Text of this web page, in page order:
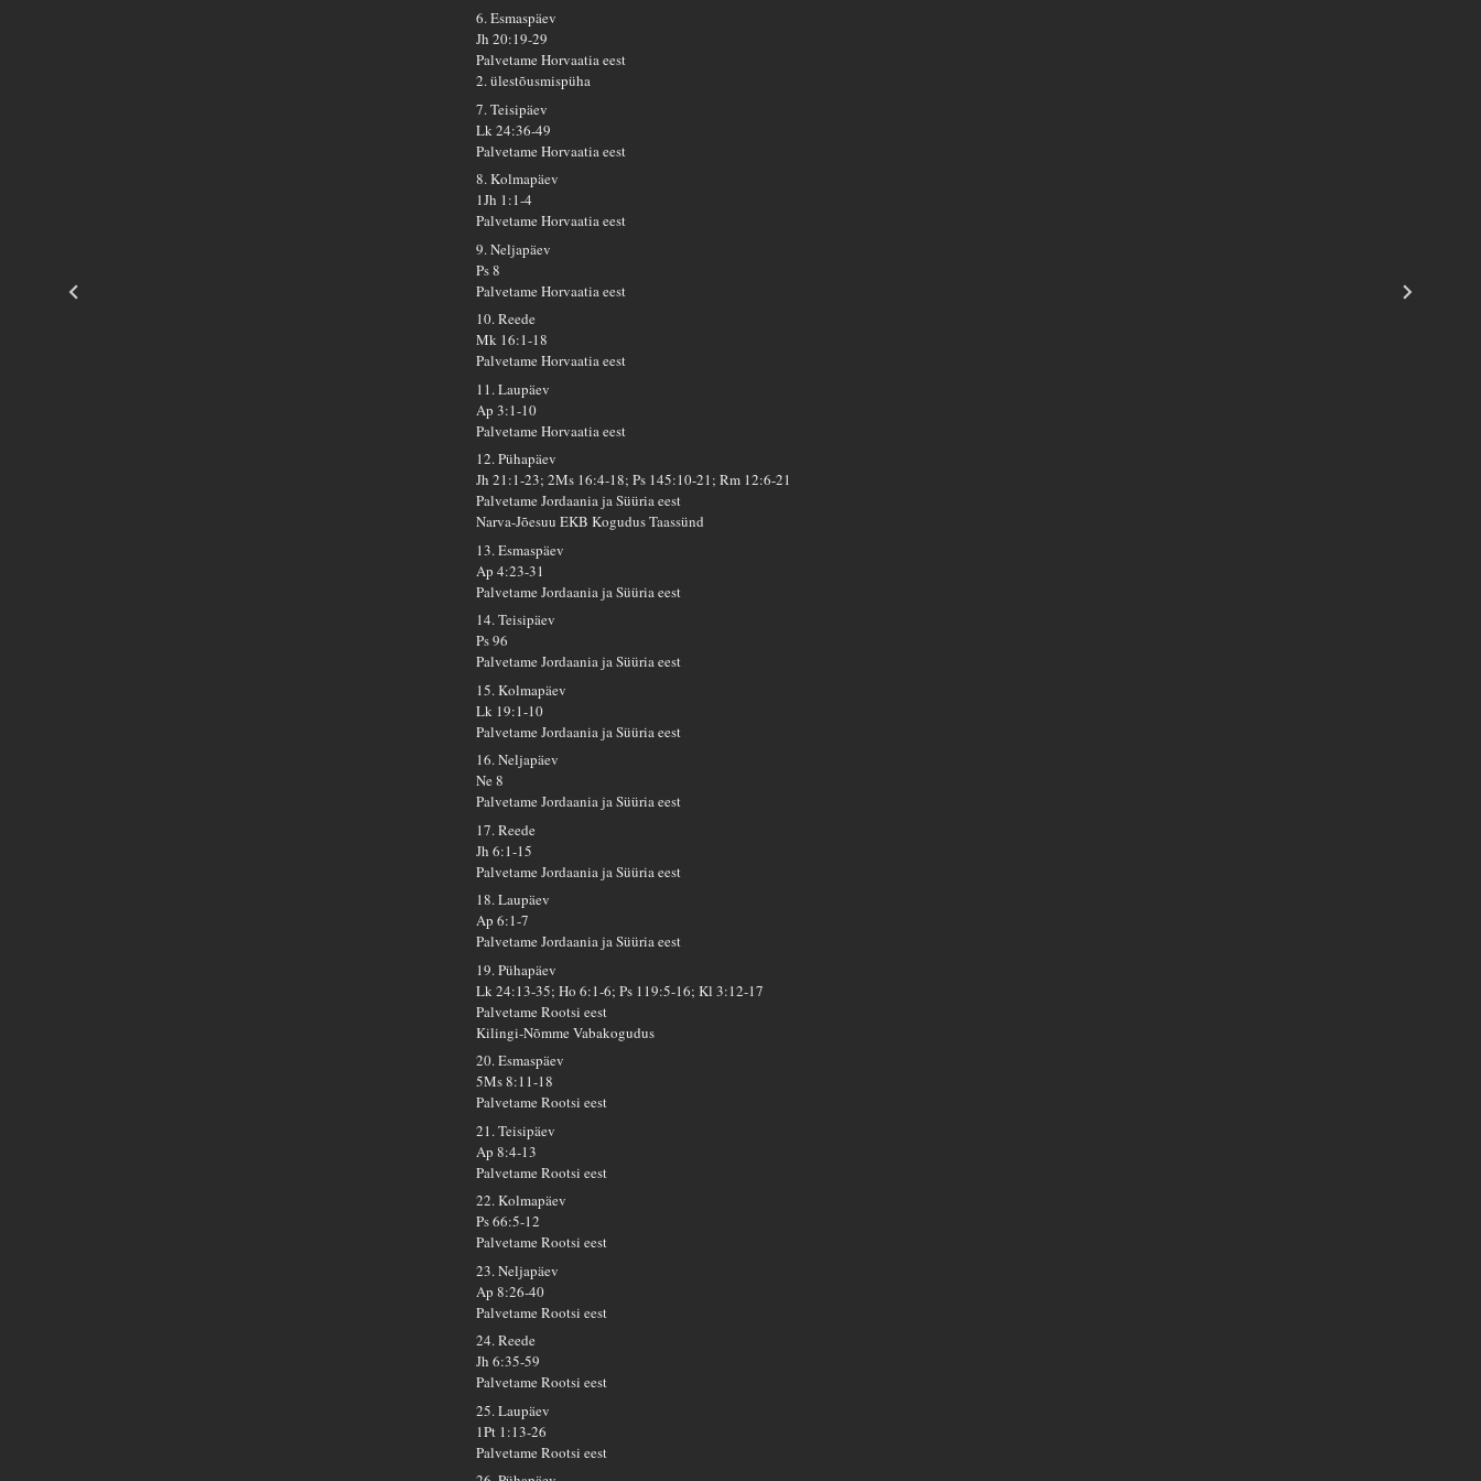
6. Esmaspäev
Jh 20:19-29
Palvetame Horvaatia eest
2. ülestõusmispüha
7. Teisipäev
Lk 24:36-49
Palvetame Horvaatia eest
8. Kolmapäev
1Jh 1:1-4
Palvetame Horvaatia eest
9. Neljapäev
Ps 8
Palvetame Horvaatia eest
10. Reede
Mk 16:1-18
Palvetame Horvaatia eest
11. Laupäev
Ap 3:1-10
Palvetame Horvaatia eest
12. Pühapäev
Jh 21:1-23; 2Ms 16:4-18; Ps 145:10-21; Rm 12:6-21
Palvetame Jordaania ja Süüria eest
Narva-Jõesuu EKB Kogudus Taassünd
13. Esmaspäev
Ap 4:23-31
Palvetame Jordaania ja Süüria eest
14. Teisipäev
Ps 96
Palvetame Jordaania ja Süüria eest
15. Kolmapäev
Lk 19:1-10
Palvetame Jordaania ja Süüria eest
16. Neljapäev
Ne 8
Palvetame Jordaania ja Süüria eest
17. Reede
Jh 6:1-15
Palvetame Jordaania ja Süüria eest
18. Laupäev
Ap 6:1-7
Palvetame Jordaania ja Süüria eest
19. Pühapäev
Lk 24:13-35; Ho 6:1-6; Ps 119:5-16; Kl 3:12-17
Palvetame Rootsi eest
Kilingi-Nõmme Vabakogudus
20. Esmaspäev
5Ms 8:11-18
Palvetame Rootsi eest
21. Teisipäev
Ap 8:4-13
Palvetame Rootsi eest
22. Kolmapäev
Ps 66:5-12
Palvetame Rootsi eest
23. Neljapäev
Ap 8:26-40
Palvetame Rootsi eest
24. Reede
Jh 6:35-59
Palvetame Rootsi eest
25. Laupäev
1Pt 1:13-26
Palvetame Rootsi eest